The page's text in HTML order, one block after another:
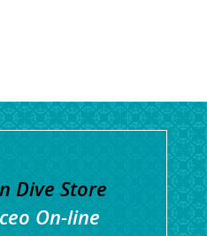
Dive Store
On-line